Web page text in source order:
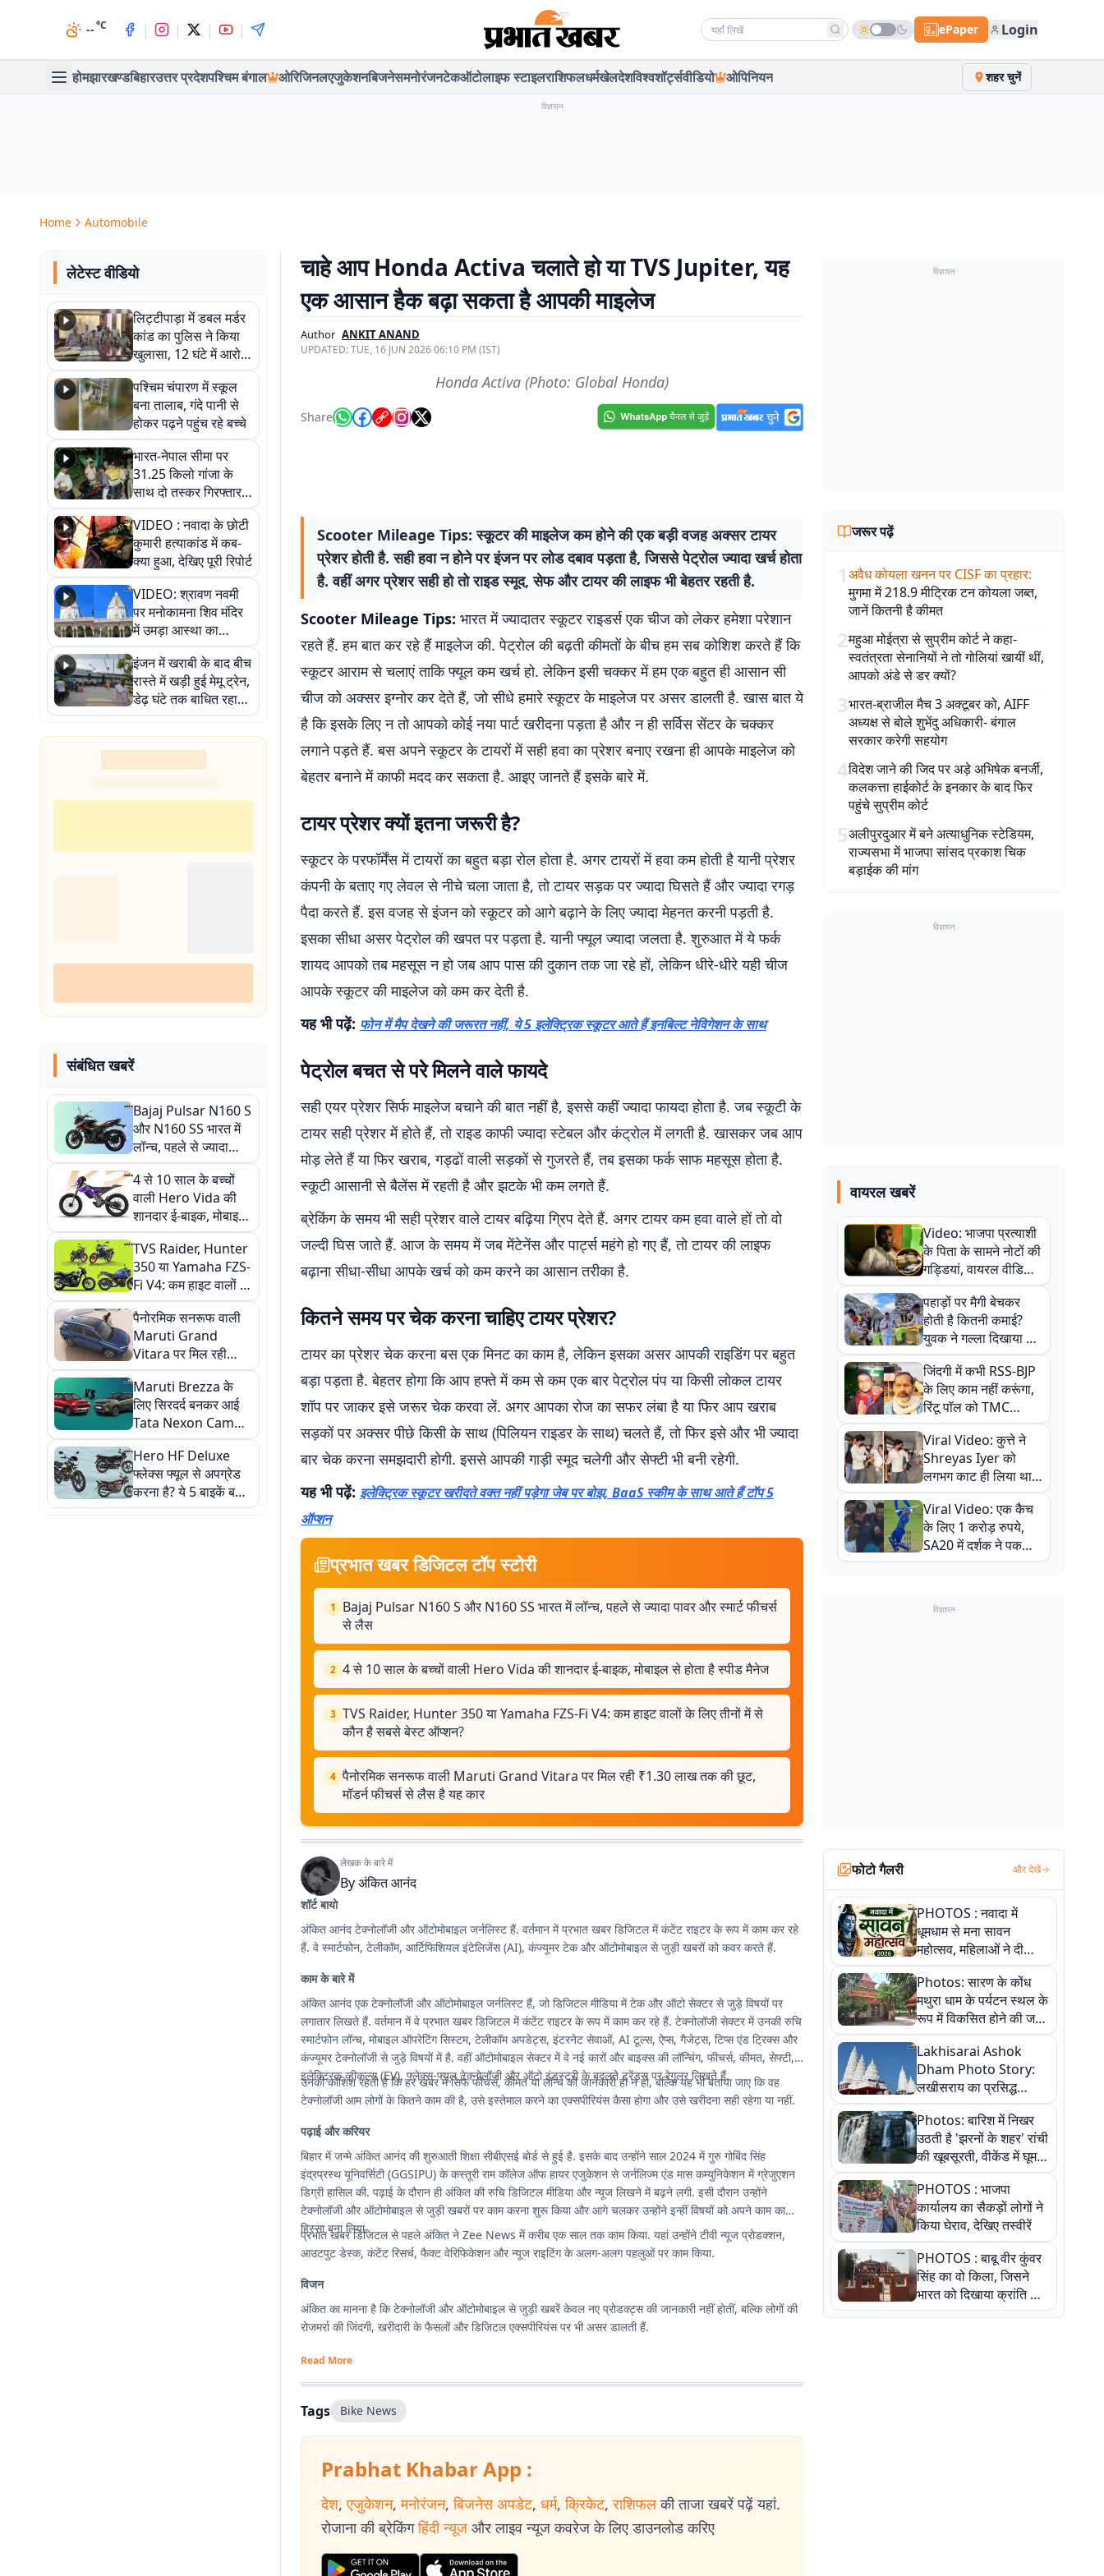
--°C | | | | Search news ePaper Login
होमझारखण्डबिहारउत्तर प्रदेशपश्चिम बंगाल ओरिजिनलएजुकेशनबिजनेसमनोरंजनटेकऑटोलाइफ स्टाइलराशिफलधर्मखेलदेशविश्वशॉर्ट्सवीडियो ओपिनियन शहर चुनें
विज्ञापन
Home Automobile
लेटेस्ट वीडियो
लिट्टीपाड़ा में डबल मर्डर
कांड का पुलिस ने किया
खुलासा, 12 घंटे में आरोपी
गिरफ्तार
पश्चिम चंपारण में स्कूल
बना तालाब, गंदे पानी से
होकर पढ़ने पहुंच रहे बच्चे
भारत-नेपाल सीमा पर
31.25 किलो गांजा के
साथ दो तस्कर गिरफ्तार,
नेपाली नंबर की बाइक
जब्त
VIDEO : नवादा के छोटी
कुमारी हत्याकांड में कब-
क्या हुआ, देखिए पूरी रिपोर्ट
VIDEO: श्रावण नवमी
पर मनोकामना शिव मंदिर
में उमड़ा आस्था का
सैलाब, हर-हर महादेव के
जयघोष से गूंजा परिसर
इंजन में खराबी के बाद बीच
रास्ते में खड़ी हुई मेमू ट्रेन,
डेढ़ घंटे तक बाधित रहा
आवागमन
संबंधित खबरें
Bajaj Pulsar N160 S
और N160 SS भारत में
लॉन्च, पहले से ज्यादा
पावर और स्मार्ट फीचर्स से
लैस
4 से 10 साल के बच्चों
वाली Hero Vida की
शानदार ई-बाइक, मोबाइल
से होता है स्पीड मैनेज
TVS Raider, Hunter
350 या Yamaha FZS-
Fi V4: कम हाइट वालों के
लिए तीनों में से कौन है
सबसे बेस्ट ऑप्शन?
पैनोरमिक सनरूफ वाली
Maruti Grand
Vitara पर मिल रही
₹1.30 लाख तक की छूट,
मॉडर्न फीचर्स से लैस है
यह कार
Maruti Brezza के
लिए सिरदर्द बनकर आई
Tata Nexon Camo,
जानें इस नई कार में ऐसा
क्या है खास
Hero HF Deluxe
फ्लेक्स फ्यूल से अपग्रेड
करना है? ये 5 बाइकें बन
सकती हैं सबसे बेस्ट
चाहे आप Honda Activa चलाते हो या TVS Jupiter, यह
एक आसान हैक बढ़ा सकता है आपकी माइलेज
Author ANKIT ANAND
UPDATED:TUE, 16 JUN 2026 06:10 PM (IST)
Honda Activa (Photo: Global Honda)
Share
Scooter Mileage Tips: स्कूटर की माइलेज कम होने की एक बड़ी वजह अक्सर टायर
प्रेशर होती है. सही हवा न होने पर इंजन पर लोड दबाव पड़ता है, जिससे पेट्रोल ज्यादा खर्च होता
है. वहीं अगर प्रेशर सही हो तो राइड स्मूद, सेफ और टायर की लाइफ भी बेहतर रहती है.
Scooter Mileage Tips: भारत में ज्यादातर स्कूटर राइडर्स एक चीज को लेकर हमेशा परेशान
रहते हैं. हम बात कर रहे हैं माइलेज की. पेट्रोल की बढ़ती कीमतों के बीच हम सब कोशिश करते हैं कि
स्कूटर आराम से चलाएं ताकि फ्यूल कम खर्च हो. लेकिन इसी चक्कर में हम एक बहुत ही आसान सी
चीज को अक्सर इग्नोर कर देते हैं, जो सीधे हमारे स्कूटर के माइलेज पर असर डालती है. खास बात ये
है कि इसके लिए न तो आपको कोई नया पार्ट खरीदना पड़ता है और न ही सर्विस सेंटर के चक्कर
लगाने पड़ते हैं. बस अपने स्कूटर के टायरों में सही हवा का प्रेशर बनाए रखना ही आपके माइलेज को
बेहतर बनाने में काफी मदद कर सकता है. आइए जानते हैं इसके बारे में.
टायर प्रेशर क्यों इतना जरूरी है?
स्कूटर के परफॉर्मेंस में टायरों का बहुत बड़ा रोल होता है. अगर टायरों में हवा कम होती है यानी प्रेशर
कंपनी के बताए गए लेवल से नीचे चला जाता है, तो टायर सड़क पर ज्यादा घिसते हैं और ज्यादा रगड़
पैदा करते हैं. इस वजह से इंजन को स्कूटर को आगे बढ़ाने के लिए ज्यादा मेहनत करनी पड़ती है.
इसका सीधा असर पेट्रोल की खपत पर पड़ता है. यानी फ्यूल ज्यादा जलता है. शुरुआत में ये फर्क
शायद आपको तब महसूस न हो जब आप पास की दुकान तक जा रहे हों, लेकिन धीरे-धीरे यही चीज
आपके स्कूटर की माइलेज को कम कर देती है.
यह भी पढ़ें: फोन में मैप देखने की जरूरत नहीं, ये 5 इलेक्ट्रिक स्कूटर आते हैं इनबिल्ट नेविगेशन के साथ
पेट्रोल बचत से परे मिलने वाले फायदे
सही एयर प्रेशर सिर्फ माइलेज बचाने की बात नहीं है, इससे कहीं ज्यादा फायदा होता है. जब स्कूटी के
टायर सही प्रेशर में होते हैं, तो राइड काफी ज्यादा स्टेबल और कंट्रोल में लगती है. खासकर जब आप
मोड़ लेते हैं या फिर खराब, गड्ढों वाली सड़कों से गुजरते हैं, तब इसका फर्क साफ महसूस होता है.
स्कूटी आसानी से बैलेंस में रहती है और झटके भी कम लगते हैं.
ब्रेकिंग के समय भी सही प्रेशर वाले टायर बढ़िया ग्रिप देते हैं. अगर टायर कम हवा वाले हों तो वो
जल्दी घिस जाते हैं. आज के समय में जब मेंटेनेंस और पार्ट्स महंगे हो गए हैं, तो टायर की लाइफ
बढ़ाना सीधा-सीधा आपके खर्च को कम करने का आसान तरीका है.
कितने समय पर चेक करना चाहिए टायर प्रेशर?
टायर का प्रेशर चेक करना बस एक मिनट का काम है, लेकिन इसका असर आपकी राइडिंग पर बहुत
बड़ा पड़ता है. बेहतर होगा कि आप हफ्ते में कम से कम एक बार पेट्रोल पंप या किसी लोकल टायर
शॉप पर जाकर इसे जरूर चेक करवा लें. अगर आपका रोज का सफर लंबा है या फिर आप खराब
सड़कों पर अक्सर पीछे किसी के साथ (पिलियन राइडर के साथ) चलते हैं, तो फिर इसे और भी ज्यादा
बार चेक करना समझदारी होगी. इससे आपकी गाड़ी स्मूद चलेगी और सेफ्टी भी बनी रहेगी.
यह भी पढ़ें: इलेक्ट्रिक स्कूटर खरीदते वक्त नहीं पड़ेगा जेब पर बोझ, BaaS स्कीम के साथ आते हैं टॉप 5
ऑप्शन
प्रभात खबर डिजिटल टॉप स्टोरी
1
Bajaj Pulsar N160 S और N160 SS भारत में लॉन्च, पहले से ज्यादा पावर और स्मार्ट फीचर्स
से लैस
2 4 से 10 साल के बच्चों वाली Hero Vida की शानदार ई-बाइक, मोबाइल से होता है स्पीड मैनेज
3 TVS Raider, Hunter 350 या Yamaha FZS-Fi V4: कम हाइट वालों के लिए तीनों में से
कौन है सबसे बेस्ट ऑप्शन?
4 पैनोरमिक सनरूफ वाली Maruti Grand Vitara पर मिल रही ₹1.30 लाख तक की छूट,
मॉडर्न फीचर्स से लैस है यह कार
लेखक के बारे में
Byअंकित आनंद
शॉर्ट बायो
अंकित आनंद टेक्नोलॉजी और ऑटोमोबाइल जर्नलिस्ट हैं. वर्तमान में प्रभात खबर डिजिटल में कंटेंट राइटर के रूप में काम कर रहे
हैं. वे स्मार्टफोन, टेलीकॉम, आर्टिफिशियल इंटेलिजेंस (AI), कंज्यूमर टेक और ऑटोमोबाइल से जुड़ी खबरों को कवर करते हैं.
काम के बारे में
अंकित आनंद एक टेक्नोलॉजी और ऑटोमोबाइल जर्नलिस्ट हैं, जो डिजिटल मीडिया में टेक और ऑटो सेक्टर से जुड़े विषयों पर
लगातार लिखते हैं. वर्तमान में वे प्रभात खबर डिजिटल में कंटेंट राइटर के रूप में काम कर रहे हैं. टेक्नोलॉजी सेक्टर में उनकी रुचि
स्मार्टफोन लॉन्च, मोबाइल ऑपरेटिंग सिस्टम, टेलीकॉम अपडेट्स, इंटरनेट सेवाओं, AI टूल्स, ऐप्स, गैजेट्स, टिप्स एंड ट्रिक्स और
कंज्यूमर टेक्नोलॉजी से जुड़े विषयों में है. वहीं ऑटोमोबाइल सेक्टर में वे नई कारों और बाइक्स की लॉन्चिंग, फीचर्स, कीमत, सेफ्टी,
इलेक्ट्रिक व्हीकल्स (EV), फ्लेक्स-फ्यूल टेक्नोलॉजी और ऑटो इंडस्ट्री के बदलते ट्रेंड्स पर रेगुलर लिखते हैं.
उनकी कोशिश रहती है कि हर खबर में सिर्फ फीचर्स, कीमत या लॉन्च की जानकारी ही न हो, बल्कि यह भी बताया जाए कि वह
टेक्नोलॉजी आम लोगों के कितने काम की है, उसे इस्तेमाल करने का एक्सपीरियंस कैसा होगा और उसे खरीदना सही रहेगा या नहीं.
पढ़ाई और करियर
बिहार में जन्मे अंकित आनंद की शुरुआती शिक्षा सीबीएसई बोर्ड से हुई है. इसके बाद उन्होंने साल 2024 में गुरु गोबिंद सिंह
इंद्रप्रस्थ यूनिवर्सिटी (GGSIPU) के कस्तूरी राम कॉलेज ऑफ हायर एजुकेशन से जर्नलिज्म एंड मास कम्युनिकेशन में ग्रेजुएशन
डिग्री हासिल की. पढ़ाई के दौरान ही अंकित की रुचि डिजिटल मीडिया और न्यूज लिखने में बढ़ने लगी. इसी दौरान उन्होंने
टेक्नोलॉजी और ऑटोमोबाइल से जुड़ी खबरों पर काम करना शुरू किया और आगे चलकर उन्होंने इन्हीं विषयों को अपने काम का
हिस्सा बना लिया.
प्रभात खबर डिजिटल से पहले अंकित ने Zee News में करीब एक साल तक काम किया. यहां उन्होंने टीवी न्यूज प्रोडक्शन,
आउटपुट डेस्क, कंटेंट रिसर्च, फैक्ट वेरिफिकेशन और न्यूज राइटिंग के अलग-अलग पहलुओं पर काम किया.
विजन
अंकित का मानना है कि टेक्नोलॉजी और ऑटोमोबाइल से जुड़ी खबरें केवल नए प्रोडक्ट्स की जानकारी नहीं होतीं, बल्कि लोगों की
रोजमर्रा की जिंदगी, खरीदारी के फैसलों और डिजिटल एक्सपीरियंस पर भी असर डालती हैं.
Read More
Tags Bike News
Prabhat Khabar App :
देश, एजुकेशन, मनोरंजन, बिजनेस अपडेट, धर्म, क्रिकेट, राशिफल की ताजा खबरें पढ़ें यहां.
रोजाना की ब्रेकिंग हिंदी न्यूज और लाइव न्यूज कवरेज के लिए डाउनलोड करिए
विज्ञापन
जरूर पढ़ें
1अवैध कोयला खनन पर CISF का प्रहार:
मुगमा में 218.9 मीट्रिक टन कोयला जब्त,
जानें कितनी है कीमत
2महुआ मोईत्रा से सुप्रीम कोर्ट ने कहा-
स्वतंत्रता सेनानियों ने तो गोलियां खायीं थीं,
आपको अंडे से डर क्यों?
3भारत-ब्राजील मैच 3 अक्टूबर को, AIFF
अध्यक्ष से बोले शुभेंदु अधिकारी- बंगाल
सरकार करेगी सहयोग
4विदेश जाने की जिद पर अड़े अभिषेक बनर्जी,
कलकत्ता हाईकोर्ट के इनकार के बाद फिर
पहुंचे सुप्रीम कोर्ट
5अलीपुरदुआर में बने अत्याधुनिक स्टेडियम,
राज्यसभा में भाजपा सांसद प्रकाश चिक
बड़ाईक की मांग
विज्ञापन
वायरल खबरें
Video: भाजपा प्रत्याशी
के पिता के सामने नोटों की
गड्डियां, वायरल वीडियो
से राजनीति में उबाल,
अजित महतो बोले- TMC
की गंदी चाल
पहाड़ों पर मैगी बेचकर
होती है कितनी कमाई?
युवक ने गल्ला दिखाया तो
नौकरी वालों के खड़े हो गए
कान
जिंदगी में कभी RSS-BJP
के लिए काम नहीं करूंगा,
रिंटू पॉल को TMC
ऑफिस में ले जाकर पीटा,
Video वायरल
Viral Video: कुत्ते ने
Shreyas Iyer को
लगभग काट ही लिया था,
न्यूजीलैंड सीरीज से पहले
बाल-बाल बचे
Viral Video: एक कैच
के लिए 1 करोड़ रुपये,
SA20 में दर्शक ने पकड़ा
एक हाथ से गजब का कैच
विज्ञापन
फोटो गैलरी और देखें
PHOTOS : नवादा में
धूमधाम से मना सावन
महोत्सव, महिलाओं ने दी
सांस्कृतिक प्रस्तुतियां
Photos: सारण के कोंध
मथुरा धाम के पर्यटन स्थल के
रूप में विकसित होने की जगी
आस, 9 तस्वीरों में देखें पूरी
कहानी
Lakhisarai Ashok
Dham Photo Story:
लखीसराय का प्रसिद्ध
अशोक धाम—आस्था,
श्रृंगार, अनुष्ठान और
अलौकिक संध्या आरती के
विहंगम दृश्य
Photos: बारिश में निखर
उठती है 'झरनों के शहर' रांची
की खूबसूरती, वीकेंड में घूम
आएं ये 5 वादियां
PHOTOS : भाजपा
कार्यालय का सैकड़ों लोगों ने
किया घेराव, देखिए तस्वीरें
PHOTOS : बाबू वीर कुंवर
सिंह का वो किला, जिसने
भारत को दिखाया क्रांति का
रास्ता: तस्वीरों में देखिए